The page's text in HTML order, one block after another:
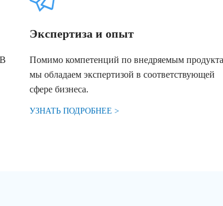
Экспертиза и опыт
Помимо компетенций по внедряемым
мы обладаем экспертизой в соответствующей
сфере бизнеса.
УЗНАТЬ ПОДРОБНЕЕ >